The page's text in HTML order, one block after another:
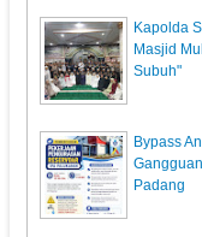
Kapolda
Masjid
Subuh"
Bypass
Padang